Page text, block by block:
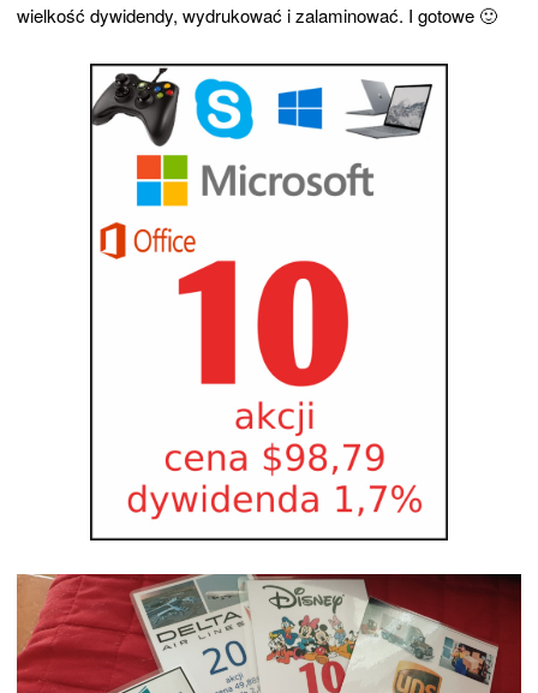
wielkość dywidendy, wydrukować i zalaminować. I gotowe 🙂